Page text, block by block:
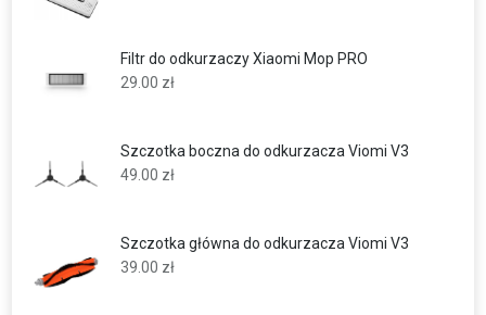
Filtr do odkurzaczy Xiaomi Mop PRO
29.00 zł
Szczotka boczna do odkurzacza Viomi V3
49.00 zł
Szczotka główna do odkurzacza Viomi V3
39.00 zł